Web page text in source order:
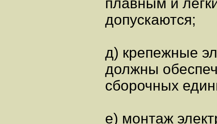
допускаются;
д) крепежные
должны
сборочных
е) монтаж